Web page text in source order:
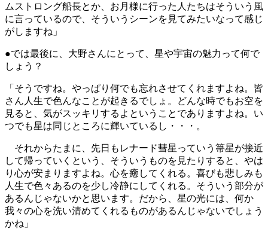
ムストロング船長とか、お月様に行った人たちはそういう風
に言っているので、そういうシーンを見てみたいなって感じ
がしますね」
●では最後に、大野さんにとって、星や宇宙の魅力って何で
しょう？
「そうですね。やっぱり何でも忘れさせてくれますよね。皆
さん人生で色んなことが起きるでしょ。どんな時でもお空を
見ると、気がスッキリするよということでありますよね。い
つでも星は同じところに輝いているし・・・。
それからたまに、先日もレナード彗星っていう箒星が接近
して帰っていくという、そういうものを見たりすると、やは
り心が安まりますよね。心を癒してくれる。喜びも悲しみも
人生で色々あるのを少し冷静にしてくれる。そういう部分が
あるんじゃないかと思います。だから、星の光には、何か
我々の心を洗い清めてくれるものがあるんじゃないでしょう
かね」